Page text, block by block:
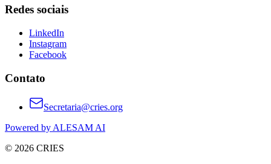
Redes sociais
LinkedIn
Instagram
Facebook
Contato
Secretaria@cries.org
Powered by ALESAM AI
© 2026 CRIES